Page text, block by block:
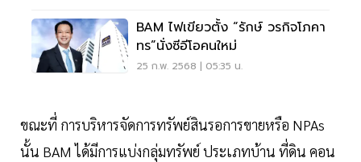
BAM ไฟเขียวตั้ง “รักษ์ วรกิจโภคา
ทร”นั่งซีอีโอคนใหม่
25 ก.พ. 2568 | 05:35 น.
ขณะที่ การบริหารจัดการทรัพย์สินรอการขายหรือ NPAs
นั้น BAM ได้มีการแบ่งกลุ่มทรัพย์ ประเภทบ้าน ที่ดิน คอน